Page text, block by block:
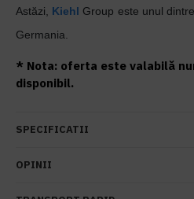
Astăzi, Kiehl Group este unul
Germania.
* Nota: oferta este valabilă
disponibil.
SPECIFICATII
OPINII